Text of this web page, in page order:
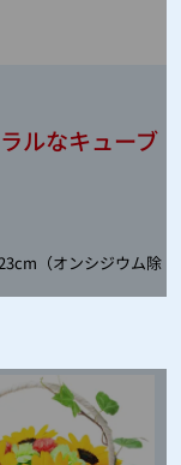
ルなキューブ
（オンシジウム除